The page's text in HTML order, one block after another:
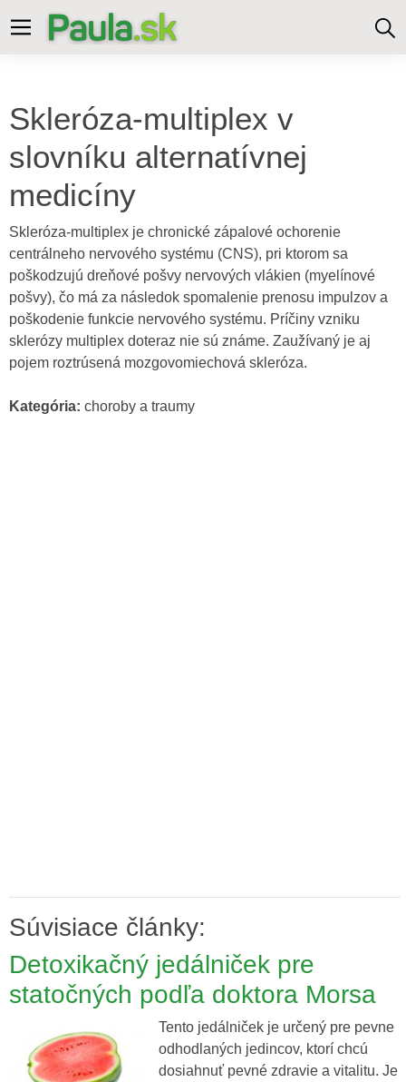
Skleróza-multiplex v
slovníku alternatívnej
medicíny
Skleróza-multiplex je chronické zápalové ochorenie
centrálneho nervového systému (CNS), pri ktorom sa
poškodzujú dreňové pošvy nervových vlákien (myelínové
pošvy), čo má za následok spomalenie prenosu impulzov a
poškodenie funkcie nervového systému. Príčiny vzniku
sklerózy multiplex doteraz nie sú známe. Zaužívaný je aj
pojem roztrúsená mozgovomiechová skleróza.
Kategória: choroby a traumy
Súvisiace články:
Detoxikačný jedálniček pre
statočných podľa doktora Morsa
Tento jedálniček je určený pre pevne
odhodlaných jedincov, ktorí chcú
dosiahnuť pevné zdravie a vitalitu. Je